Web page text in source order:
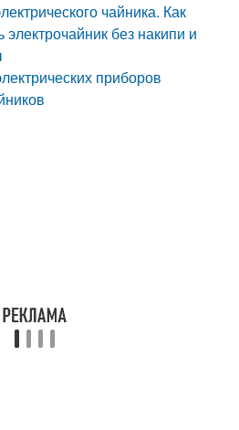
чайника. Как
без накипи и
приборов